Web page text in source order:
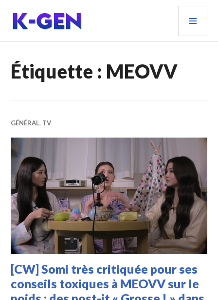
contenu
principal
K-GEN
Étiquette : MEOVV
GÉNÉRAL, TV
[CW] Somi très critiquée pour ses
conseils toxiques à MEOVV sur le